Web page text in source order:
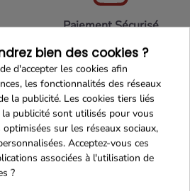
Paiement Sécurisé
Livraison 24h/48h
bien des cookies ?
d'accepter les cookies afin
les fonctionnalités des réseaux
la publicité. Les cookies tiers liés
la publicité sont utilisés pour vous
sur les réseaux sociaux,
Acceptez-vous ces
associées à l'utilisation de
?